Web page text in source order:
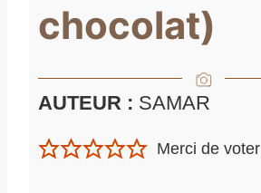
chocolat)
AUTEUR : SAMAR
Merci de voter